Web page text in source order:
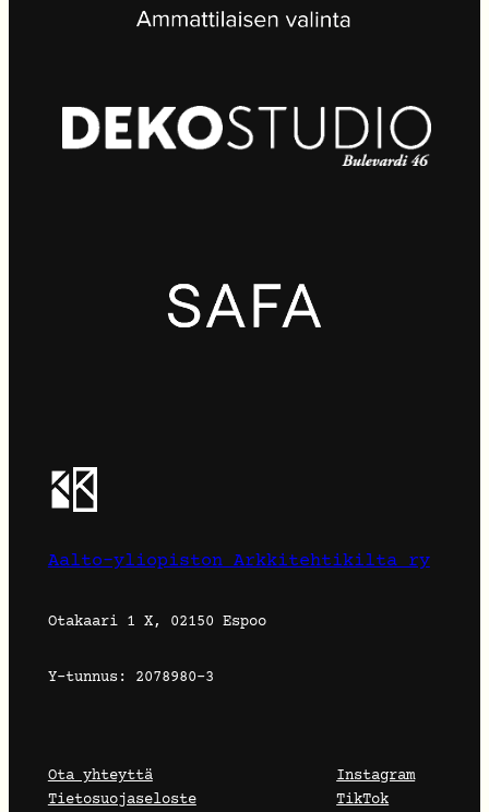
Aalto-yliopiston Arkkitehtikilta ry
Otakaari 1 X, 02150 Espoo
Y-tunnus: 2078980-3
Ota yhteyttä
Tietosuojaseloste
Instagram
TikTok